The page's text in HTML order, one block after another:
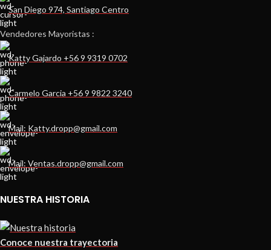
San Diego 974, Santiago Centro
Vendedores Mayoristas :
Katty Gajardo +56 9 9319 0702
Carmelo Garcia +56 9 9822 3240
Mail: Katty.dropp@gmail.com
Mail: Ventas.dropp@gmail.com
NUESTRA HISTORIA
Conoce nuestra trayectoria